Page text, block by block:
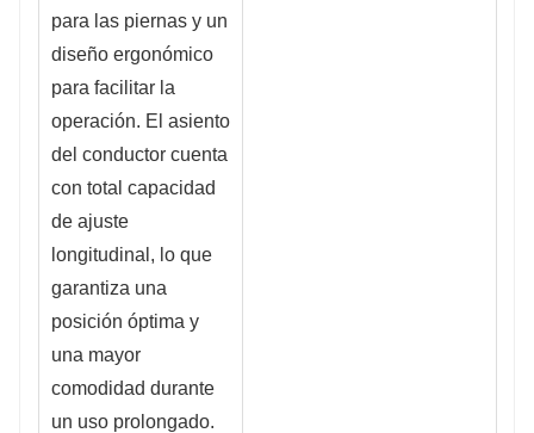
para las piernas y un
diseño ergonómico
para facilitar la
operación. El asiento
del conductor cuenta
con total capacidad
de ajuste
longitudinal, lo que
garantiza una
posición óptima y
una mayor
comodidad durante
un uso prolongado.